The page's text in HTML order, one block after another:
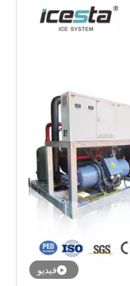
فيديو